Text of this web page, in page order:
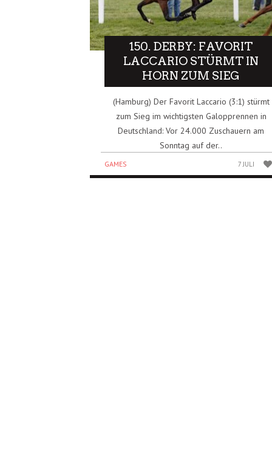
150. DERBY: FAVORIT
LACCARIO STÜRMT IN
HORN ZUM SIEG
(Hamburg) Der Favorit Laccario (3:1) stürmt
zum Sieg im wichtigsten Galopprennen in
Deutschland: Vor 24.000 Zuschauern am
Sonntag auf der..
GAMES 7 JULI